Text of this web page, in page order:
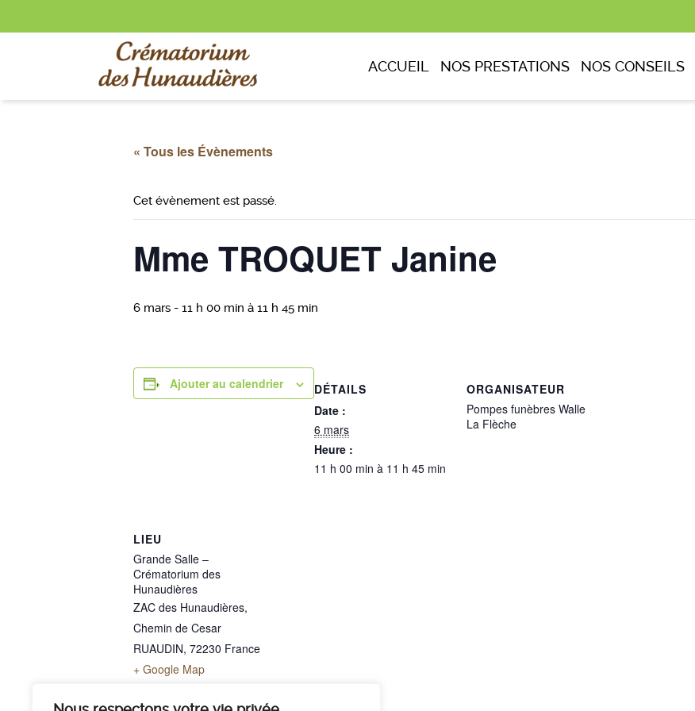
ACCUEIL NOS PRESTATIONS NOS CONSEILS
« Tous les Évènements
Cet évènement est passé.
Mme TROQUET Janine
6 mars - 11 h 00 min à 11 h 45 min
Ajouter au calendrier
DÉTAILS
Date :
6 mars
Heure :
11 h 00 min à 11 h 45 min
ORGANISATEUR
Pompes funèbres Walle
La Flèche
LIEU
Grande Salle –
Crématorium des
Hunaudières
ZAC des Hunaudières,
Chemin de Cesar
RUAUDIN, 72230 France
+ Google Map
02 43 40 07 00